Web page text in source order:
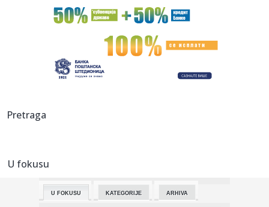
11:26:Novak Đoković otvorio dušu: "Taj poraz me uništio"
Na Zlatiboru žu-žu prodaju na komad
11:26:Težak sudar više vozila na putu Stolac - Neum: Nekoliko
pažnju na...
11:26:
11:26:
Astronomi prvi put ispratili eksplozivnu smrt ogromne
Pretraga
U fokusu
U FOKUSU KATEGORIJE ARHIVA